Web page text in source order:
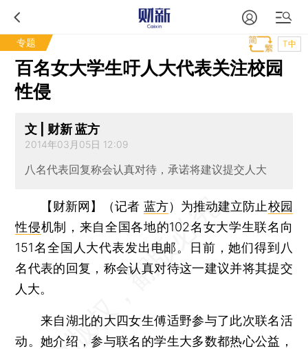
专题 T中
百名女大学生吁人大代表关注校园
性侵
文 | 财新 蓝方
2014年03月05日 12:09
八名代表回复称会认真对待，承诺将建议提交人大
【财新网】（记者 蓝方） 为推动建立防止校园
性侵机制，来自全国各地的102名女大学生联名向
151名全国人大代表发出电邮。日前，她们得到八
名代表的回复，称会认真对待这一建议并将其提交
人大。
来自湖北的大四女生傅适野参与了此次联名活
动。她介绍，参与联名的学生大多数都热心公益，